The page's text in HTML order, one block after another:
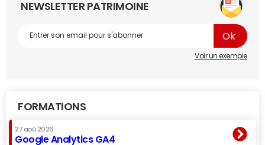
NEWSLETTER PATRIMOINE
Voir un exemple
FORMATIONS
27 aoû 2026
Google Analytics GA4